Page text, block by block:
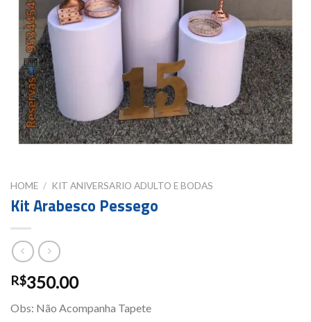
HOME / KIT ANIVERSARIO ADULTO E BODAS
Kit Arabesco Pessego
R$350.00
Obs: Não Acompanha Tapete